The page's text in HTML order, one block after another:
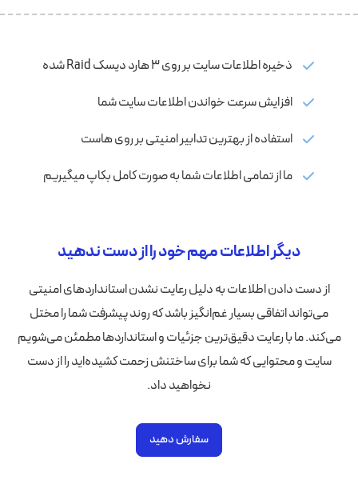
دیگر اطلاعات مهم خود را از دست ندهید
از دست دادن اطلاعات به دلیل رعایت نشدن استانداردهای امنیتی
می‌تواند اتفاقی بسیار غم‌انگیز باشد که روند پیشرفت شما را مختل
می‌کند. ما با رعایت دقیق‌ترین جزئیات و استانداردها مطمئن می‌شویم
سایت و محتوایی که شما برای ساختنش زحمت کشیده‌اید را از دست
نخواهید داد.
ذخیره اطلاعات سایت بر روی ۳ هارد دیسک Raid شده
افزایش سرعت خواندن اطلاعات سایت شما
استفاده از بهترین تدابیر امنیتی بر روی هاست
ما از تمامی اطلاعات شما به صورت کامل بکاپ میگیریم
سفارش دهید